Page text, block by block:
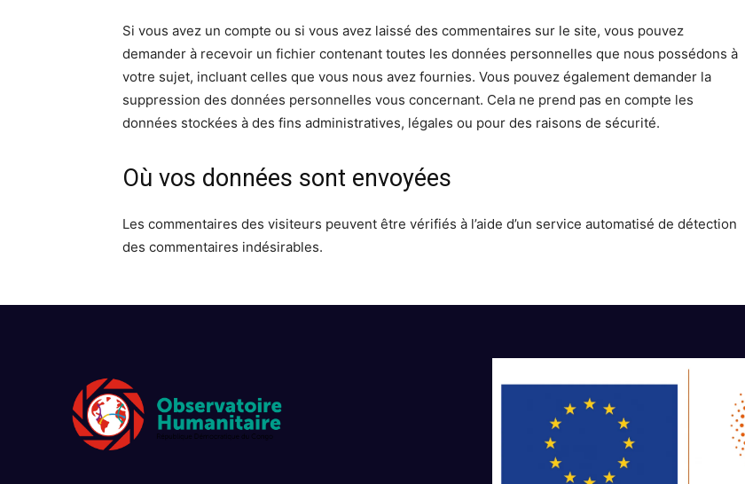
Si vous avez un compte ou si vous avez laissé des commentaires sur le site, vous pouvez
demander à recevoir un fichier contenant toutes les données personnelles que nous possédons à
votre sujet, incluant celles que vous nous avez fournies. Vous pouvez également demander la
suppression des données personnelles vous concernant. Cela ne prend pas en compte les
données stockées à des fins administratives, légales ou pour des raisons de sécurité.
Où vos données sont envoyées
Les commentaires des visiteurs peuvent être vérifiés à l’aide d’un service automatisé de détection
des commentaires indésirables.